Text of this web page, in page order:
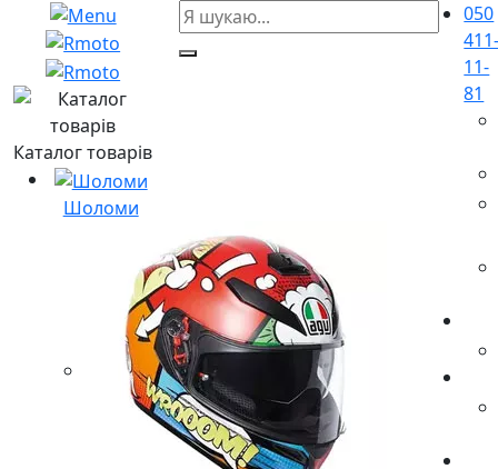
Каталог товарів
Шоломи
050
11-
81